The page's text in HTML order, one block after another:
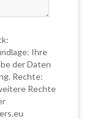
Rechte